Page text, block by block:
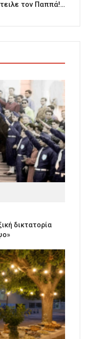
τον Παππά!…
δικτατορία